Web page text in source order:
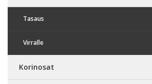
Tasaus
Virralle
Korinosat